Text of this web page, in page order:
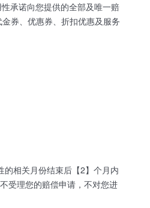
承诺向您提供的全部及唯一赔
券、优惠券、折扣优惠及服务
相关月份结束后【2】个月内
受理您的赔偿申请，不对您进